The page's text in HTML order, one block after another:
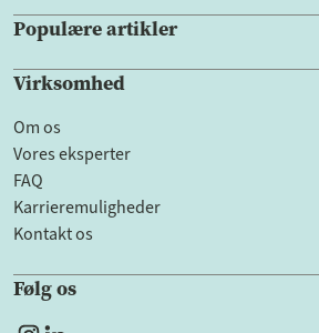
Populære artikler
Virksomhed
Om os
Vores eksperter
FAQ
Karrieremuligheder
Kontakt os
Følg os